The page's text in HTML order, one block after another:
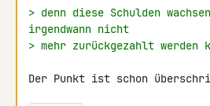
> denn diese Schulden
irgendwann nicht
> mehr zurückgezahlt werden
Der Punkt ist schon